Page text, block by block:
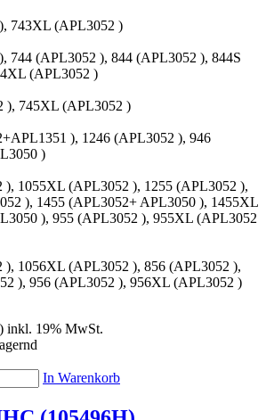
743XL (APL3052 )
744 (APL3052 ), 844 (APL3052 ), 844S
(APL3052 )
), 745XL (APL3052 )
), 1246 (APL3052 ), 946
)
), 1055XL (APL3052 ), 1255 (APL3052 ),
), 1455 (APL3052+ APL3050 ), 1455XL
), 955 (APL3052 ), 955XL (APL3052
), 1056XL (APL3052 ), 856 (APL3052 ),
), 956 (APL3052 ), 956XL (APL3052 )
inkl. 19% MwSt.
In Warenkorb